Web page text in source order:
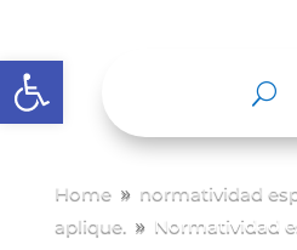
Abrir barra de herramientas
Home 9 normatividad
aplique.
9 Normatividad